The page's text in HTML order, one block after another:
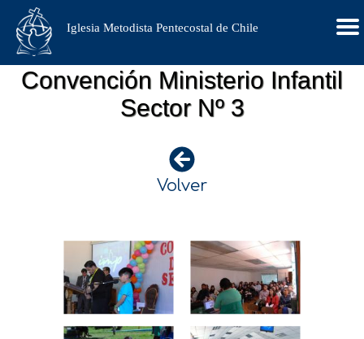
Iglesia Metodista Pentecostal de Chile
Convención Ministerio Infantil
Sector Nº 3
Volver